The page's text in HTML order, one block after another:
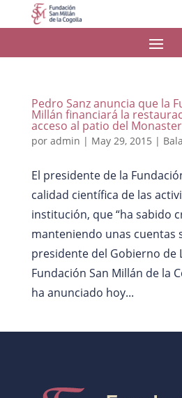
Pedro Sanz anuncia que la
Millán financiará la
acceso al patio del
por admin | May 29, 2015 |
El presidente de la
calidad científica de las
institución, que “ha sabido
manteniendo unas cuentas
presidente del Gobierno de
Fundación San Millán de la
ha anunciado hoy...